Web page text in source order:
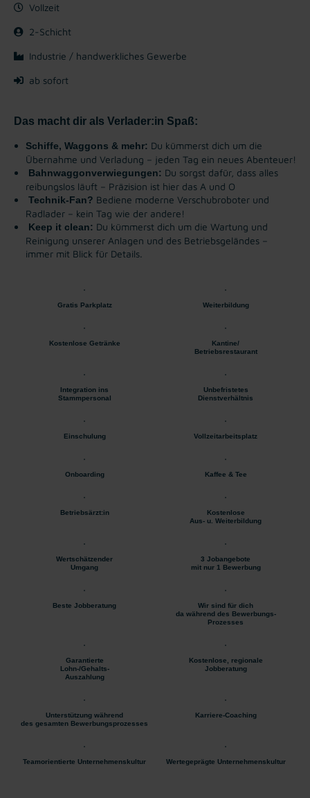
Vollzeit
2-Schicht
Industrie / handwerkliches Gewerbe
ab sofort
Das macht dir als Verlader:in Spaß:
Schiffe, Waggons & mehr: Du kümmerst dich um die
Übernahme und Verladung – jeden Tag ein neues Abenteuer!
Bahnwaggonverwiegungen: Du sorgst dafür, dass alles
reibungslos läuft – Präzision ist hier das A und O
Technik-Fan? Bediene moderne Verschubroboter und
Radlader – kein Tag wie der andere!
Keep it clean: Du kümmerst dich um die Wartung und
Reinigung unserer Anlagen und des Betriebsgeländes –
immer mit Blick für Details.
Gratis Parkplatz Weiterbildung
Kostenlose Getränke
Kantine/
Betriebsrestaurant
Integration ins
Stammpersonal
Unbefristetes
Dienstverhältnis
Einschulung Vollzeitarbeitsplatz
Onboarding Kaffee & Tee
Betriebsärzt:in
Kostenlose
Aus- u. Weiterbildung
Wertschätzender
Umgang
3 Jobangebote
mit nur 1 Bewerbung
Beste Jobberatung
Wir sind für dich
da während des Bewerbungs-
Prozesses
Garantierte
Lohn-/Gehalts-
Auszahlung
Kostenlose, regionale
Jobberatung
Unterstützung während
des gesamten Bewerbungsprozesses
Karriere-Coaching
Teamorientierte Unternehmenskultur Wertegeprägte Unternehmenskultur